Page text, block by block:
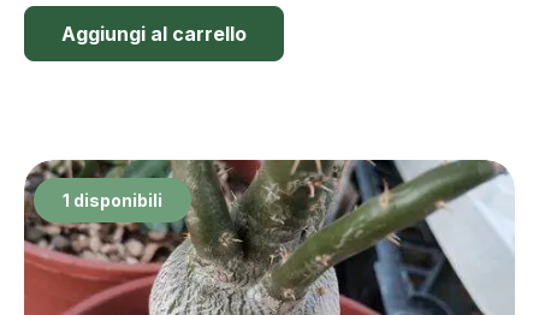
Aggiungi al carrello
1 disponibili